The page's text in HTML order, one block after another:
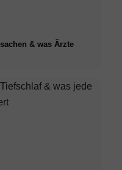
& was Ärzte